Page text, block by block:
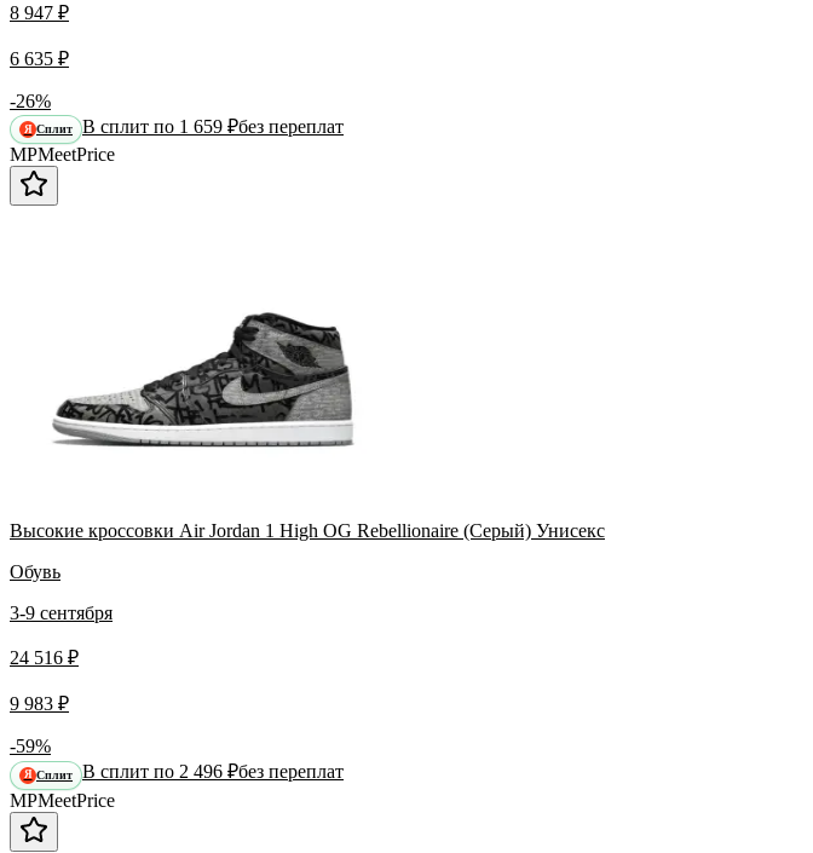
8 947 ₽
6 635 ₽
-26%
Я Сплит В сплит по 1 659 ₽без переплат
MPMeetPrice
Высокие кроссовки Air Jordan 1 High OG Rebellionaire (Серый) Унисекс
Обувь
3-9 сентября
24 516 ₽
9 983 ₽
-59%
Я Сплит В сплит по 2 496 ₽без переплат
MPMeetPrice